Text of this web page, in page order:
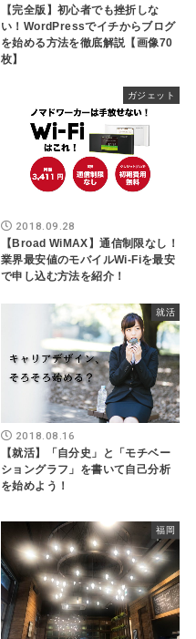
【完全版】初心者でも挫折しな
い！WordPressでイチからブログ
を始める方法を徹底解説【画像70
枚】
ガジェット
2018.09.28
【Broad WiMAX】通信制限なし！
業界最安値のモバイルWi-Fiを最安
で申し込む方法を紹介！
就活
2018.08.16
【就活】「自分史」と「モチベー
ショングラフ」を書いて自己分析
を始めよう！
福岡